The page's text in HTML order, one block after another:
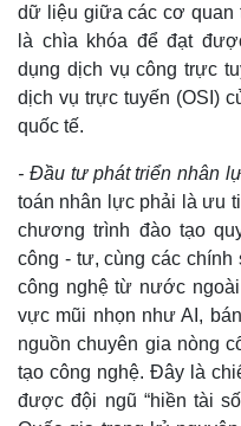
dữ liệu giữa các cơ
là chìa khóa để đạt
dụng dịch vụ công trực
dịch vụ trực tuyến (OSI)
quốc tế.
- Đầu tư phát triển nhân
toán nhân lực phải là ưu
chương trình đào tạo
công - tư, cùng các chính
công nghệ từ nước
vực mũi nhọn như AI,
nguồn chuyên gia nòng
tạo công nghệ. Đây là
được đội ngũ “hiền tài